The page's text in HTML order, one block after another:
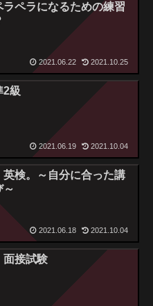
ラペラになるための練習
2021.06.22 2021.10.25
2級
2021.06.19 2021.10.04
英検。～自分に合った講
～
2021.06.18 2021.10.04
接試験